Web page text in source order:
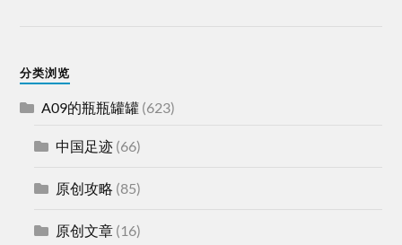
分类浏览
A09的瓶瓶罐罐 (623)
中国足迹 (66)
原创攻略 (85)
原创文章 (16)